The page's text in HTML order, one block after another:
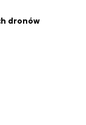
dronów